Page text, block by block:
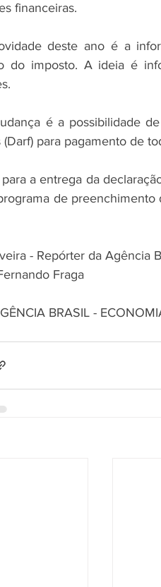
financeiras.
deste ano é a
do imposto. A ideia é
é a possibilidade
(Darf) para pagamento de
a entrega da
de preenchimento
- Repórter da Agência
Fraga
BRASIL -